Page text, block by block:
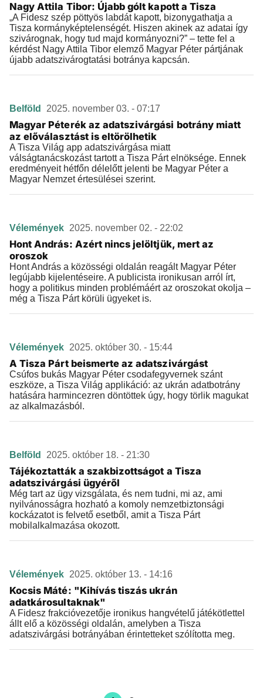
Nagy Attila Tibor: Újabb gólt kapott a Tisza
„A Fidesz szép pöttyös labdát kapott, bizonygathatja a
Tisza kormányképtelenségét. Hiszen akinek az adatai így
szivárognak, hogy tud majd kormányozni?” – tette fel a
kérdést Nagy Attila Tibor elemző Magyar Péter pártjának
újabb adatszivárogtatási botránya kapcsán.
Belföld 2025. november 03. - 07:17
Magyar Péterék az adatszivárgási botrány miatt
az előválasztást is eltörölhetik
A Tisza Világ app adatszivárgása miatt
válságtanácskozást tartott a Tisza Párt elnöksége. Ennek
eredményeit hétfőn délelőtt jelenti be Magyar Péter a
Magyar Nemzet értesülései szerint.
Vélemények 2025. november 02. - 22:02
Hont András: Azért nincs jelöltjük, mert az
oroszok
Hont András a közösségi oldalán reagált Magyar Péter
legújabb kijelentéseire. A publicista ironikusan arról írt,
hogy a politikus minden problémáért az oroszokat okolja –
még a Tisza Párt körüli ügyeket is.
Vélemények 2025. október 30. - 15:44
A Tisza Párt beismerte az adatszivárgást
Csúfos bukás Magyar Péter csodafegyvernek szánt
eszköze, a Tisza Világ applikáció: az ukrán adatbotrány
hatására harmincezren döntöttek úgy, hogy törlik magukat
az alkalmazásból.
Belföld 2025. október 18. - 21:30
Tájékoztatták a szakbizottságot a Tisza
adatszivárgási ügyéről
Még tart az ügy vizsgálata, és nem tudni, mi az, ami
nyilvánosságra hozható a komoly nemzetbiztonsági
kockázatot is felvető esetből, amit a Tisza Párt
mobilalkalmazása okozott.
Vélemények 2025. október 13. - 14:16
Kocsis Máté: "Kihívás tiszás ukrán
adatkárosultaknak"
A Fidesz frakcióvezetője ironikus hangvételű játékötlettel
állt elő a közösségi oldalán, amelyben a Tisza
adatszivárgási botrányában érintetteket szólította meg.